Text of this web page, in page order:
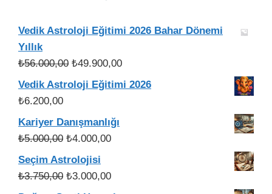
Vedik Astroloji Eğitimi 2026 Bahar Dönemi
Yıllık
₺56.000,00 Orijinal
fiyat:
₺49.900,00Şu
andaki
Vedik Astroloji Eğitimi 2026
₺6.200,00
Kariyer Danışmanlığı
₺5.000,00 Orijinal
fiyat:
₺5.000,00.
₺4.000,00Şu
Seçim Astrolojisi
₺3.750,00 Orijinal
fiyat:
₺3.000,00Şu
andaki